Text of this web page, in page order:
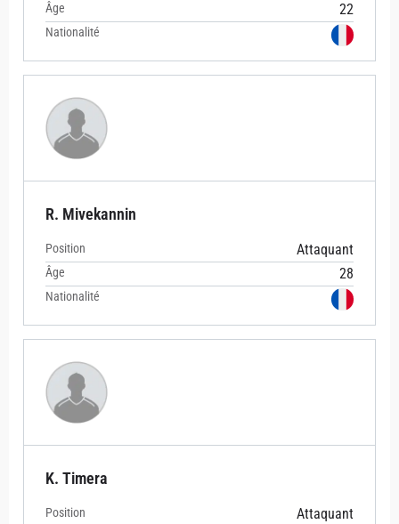
Âge 22
Nationalité
R. Mivekannin
Position Attaquant
Âge 28
Nationalité
K. Timera
Position Attaquant